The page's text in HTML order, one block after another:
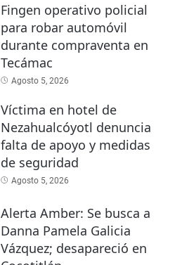
Fingen operativo policial
para robar automóvil
durante compraventa en
Tecámac
Agosto 5, 2026
Víctima en hotel de
Nezahualcóyotl denuncia
falta de apoyo y medidas
de seguridad
Agosto 5, 2026
Alerta Amber: Se busca a
Danna Pamela Galicia
Vázquez; desapareció en